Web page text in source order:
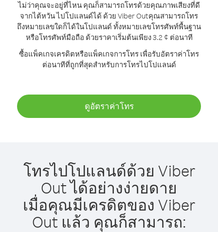
ไม่ว่าคุณจะอยู่ที่ไหน คุณก็สามารถโทรด้วยคุณภาพเสียงที่ดี
จากไต้หวัน ไปโปแลนด์ได้ ด้วย Viber Outคุณสามารถโทร
ถึงหมายเลขใดก็ได้ในโปแลนด์ ทั้งหมายเลขโทรศัพท์พื้นฐาน
หรือโทรศัพท์มือถือ ด้วยราคาเริ่มต้นเพียง 3.2 ¢ ต่อนาที
ซื้อแพ็คเกจเครดิตหรือแพ็คเกจการโทร เพื่อรับอัตราค่าโทร
ต่อนาทีที่ถูกที่สุดสำหรับการโทรไปโปแลนด์
ดูอัตราค่าโทร
โทรไปโปแลนด์ด้วย Viber
Out ได้อย่างง่ายดาย
เมื่อคุณมีเครดิตของ Viber
Out แล้ว คุณก็สามารถ: